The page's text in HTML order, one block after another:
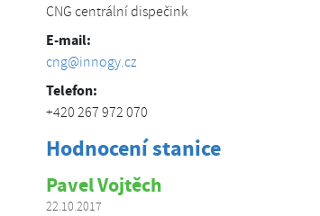
CNG centrální dispečink
E-mail:
cng@innogy.cz
Telefon:
+420 267 972 070
Hodnocení stanice
Pavel Vojtěch
22.10.2017